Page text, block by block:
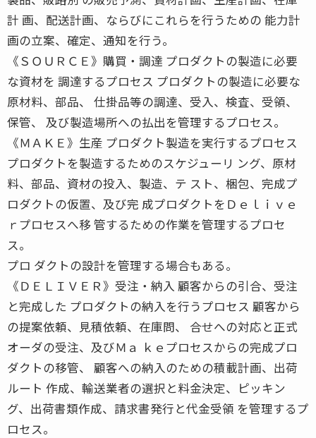
計 画、配送計画、ならびにこれらを行うための 能力計
画の立案、確定、通知を行う。
《ＳＯＵＲＣＥ》購買・調達 プロダクトの製造に必要
な資材を 調達するプロセス プロダクトの製造に必要な
原材料、部品、 仕掛品等の調達、受入、検査、受領、
保管、 及び製造場所への払出を管理するプロセス。
《ＭＡＫＥ》生産 プロダクト製造を実行するプロセス
プロダクトを製造するためのスケジューリ ング、原材
料、部品、資材の投入、製造、テ スト、梱包、完成プ
ロダクトの仮置、及び完 成プロダクトをＤｅｌｉｖｅ
ｒプロセスへ移 管するための作業を管理するプロセ
ス。
プロ ダクトの設計を管理する場合もある。
《ＤＥＬＩＶＥＲ》受注・納入 顧客からの引合、受注
と完成した プロダクトの納入を行うプロセス 顧客から
の提案依頼、見積依頼、在庫問、 合せへの対応と正式
オーダの受注、及びＭａ ｋｅプロセスからの完成プロ
ダクトの移管、 顧客への納入のための積載計画、出荷
ルート 作成、輸送業者の選択と料金決定、ピッキン
グ、出荷書類作成、請求書発行と代金受領 を管理するプ
ロセス。